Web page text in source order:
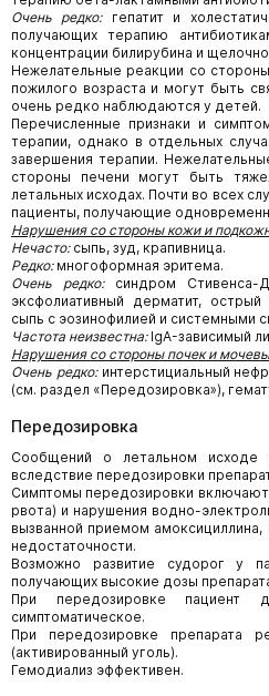
Очень редко:гепатит и
получающих терапию
концентрации билирубина и
Нежелательные реакции со
пожилого возраста и могут быть
очень редко наблюдаются у детей.
Перечисленные признаки и
терапии, однако в отдельных
завершения терапии.
стороны печени могут быть
летальных исходах. Почти во всех
пациенты, получающие
Нарушения со стороны кожи и
Нечасто:сыпь, зуд, крапивница.
Редко:многоформная эритема.
Очень редко:синдром Стивенса-
эксфолиативный дерматит, острый
сыпь с эозинофилией и системными
Частота неизвестна:IgA-зависимый
Нарушения со стороны почек и
Очень редко:интерстициальный
(см. раздел «Передозировка»),
Передозировка
Сообщений о летальном исходе
вследствие передозировки
Симптомы передозировки
рвота) и нарушения водно-
вызванной приемом
недостаточности.
Возможно развитие судорог у
получающих высокие дозы
При передозировке пациент
симптоматическое.
При передозировке препарата
(активированный уголь).
Гемодиализ эффективен.